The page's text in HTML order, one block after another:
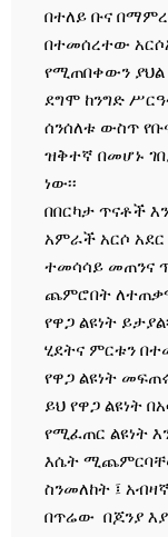
በተለይ ቡና
በተመሰረተው
የሚጠበቀውን ያህል
ደግሞ ከንግድ
ሰንሰለቱ ውስጥ
ዝቅተኛ በመሆኑ
ነው፡፡
በበርካታ ጥናቶች
አምራች አርሶ
ተመሳሳይ መጠንና
ጨምሮበት
የዋጋ ልዩነት
ሂደትና ምርቱን
የዋጋ ልዩነት
ይህ የዋጋ ልዩነት
የሚፈጠር ልዩነት
እሴት
ስንመለከት ፤
በጥሬው በጆንያ